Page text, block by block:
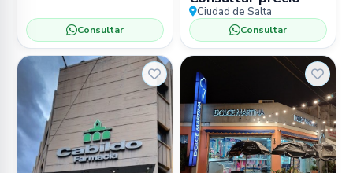
Consultar
(MAAM) 📍 Bartolomé
Mitre 77, Salta 🏛️
Museo
Ciudad de Salta
Consultar